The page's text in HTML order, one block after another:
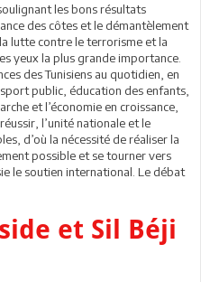
les bons résultats
des côtes et le démantèlement
lutte contre le terrorisme et la
yeux la plus grande importance.
des Tunisiens au quotidien, en
public, éducation des enfants,
et l’économie en croissance,
l’unité nationale et le
d’où la nécessité de réaliser la
possible et se tourner vers
le soutien international. Le débat
et Sil Béji